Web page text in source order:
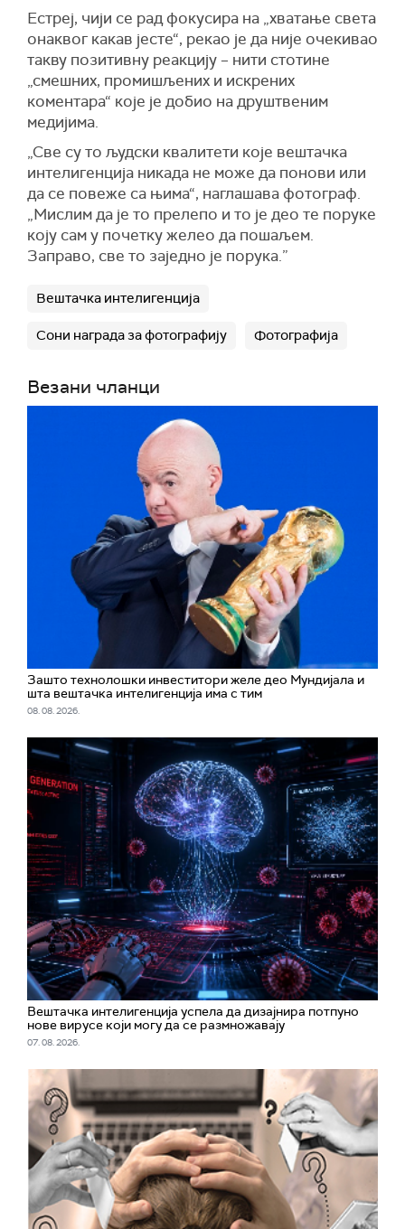
Естреј, чији се рад фокусира на „хватање света
онаквог какав јесте“, рекао је да није очекивао
такву позитивну реакцију – нити стотине
„смешних, промишљених и искрених
коментара“ које је добио на друштвеним
медијима.
„Све су то људски квалитети које вештачка
интелигенција никада не може да понови или
да се повеже са њима“, наглашава фотограф.
„Мислим да је то прелепо и то је део те поруке
коју сам у почетку желео да пошаљем.
Заправо, све то заједно је порука.”
Вештачка интелигенција
Сони награда за фотографију Фотографија
Везани чланци
Зашто технолошки инвеститори желе део Мундијала и
шта вештачка интелигенција има с тим
08. 08. 2026.
Вештачка интелигенција успела да дизајнира потпуно
нове вирусе који могу да се размножавају
07. 08. 2026.